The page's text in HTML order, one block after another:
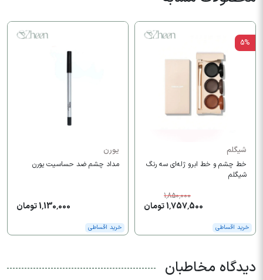
5%
شیگلم
خط چشم و خط ابرو ژله‌ای سه رنگ
شیگلم
1,850,000
1,757,500 تومان
خرید اقساطی
یورن
مداد چشم ضد حساسیت یورن
1,130,000 تومان
خرید اقساطی
دیدگاه مخاطبان